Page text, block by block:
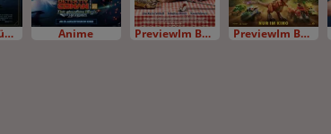
Wiederaufführung Anime PreviewIm Bundesstart PreviewIm Bundesstart